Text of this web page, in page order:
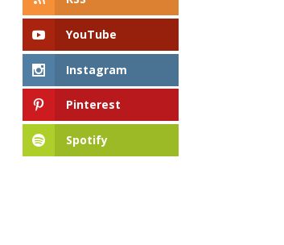
YouTube
Instagram
Pinterest
Spotify